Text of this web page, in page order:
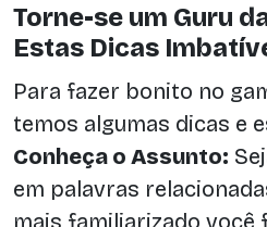
Torne-se um Guru
Estas Dicas
Para fazer bonito no
temos algumas dicas e
Conheça o Assunto:
em palavras